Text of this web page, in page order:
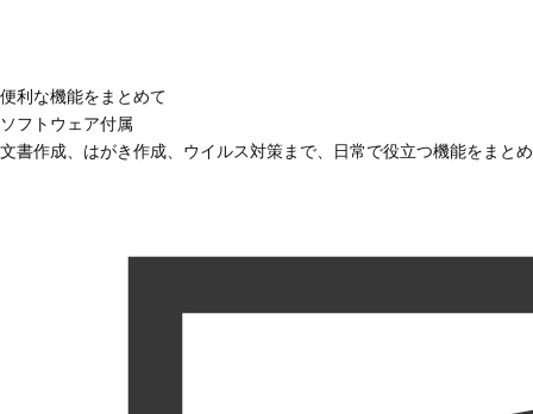
便利な機能をまとめて
ソフトウェア付属
文書作成、はがき作成、ウイルス対策まで、日常で役立つ機能をまと